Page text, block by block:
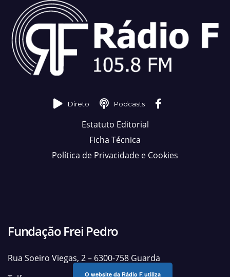
Direto Podcasts
Estatuto Editorial
Ficha Técnica
Política de Privacidade e Cookies
Fundação Frei Pedro
Rua Soeiro Viegas, 2 – 6300-758 Guarda
O website da Rádio F utiliza